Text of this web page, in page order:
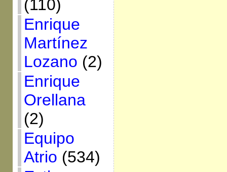
(110)
Enrique
Martínez
Lozano (2)
Enrique
Orellana
(2)
Equipo
Atrio (534)